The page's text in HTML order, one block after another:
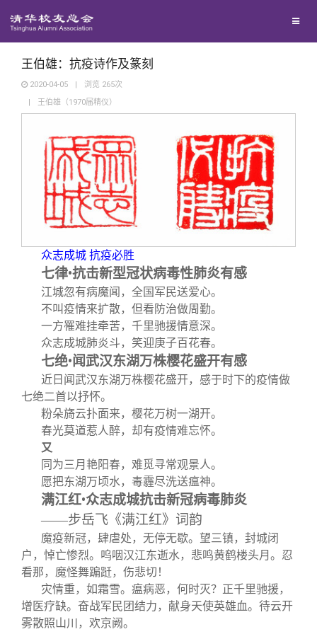
西南联大校友会
义工计划
新媒体平台
青春风采
校友讲坛
校友视界
终身学习
信息化服务
三创大赛
实用信息
校友总会
总会简介
会长致辞
总会章程
制度法规
联系我们
关闭
王伯雄：抗疫诗作及篆刻
2020-04-05 | 浏览 265次
|
王伯雄（1970届精仪）
众志成城 抗疫必胜
七律•抗击新型冠状病毒性肺炎有感
江城忽有病魔闻，全国军民送爱心。
不叫疫情来扩散，但看防治做周勤。
一方罹难挂牵苦，千里驰援情意深。
众志成城肺炎斗，笑迎庚子百花春。
七绝•闻武汉东湖万株樱花盛开有感
近日闻武汉东湖万株樱花盛开，感于时下的疫情做
七绝二首以抒怀。
粉朵旖云扑面来，樱花万树一湖开。
春光莫道惹人醉，却有疫情难忘怀。
又
同为三月艳阳春，难觅寻常观景人。
愿把东湖万顷水，毒霾尽洗送瘟神。
满江红•众志成城抗击新冠病毒肺炎
——步岳飞《满江红》词韵
魔疫新冠，肆虐处，无停无歇。望三镇，封城闭
户，悼亡惨烈。呜咽汉江东逝水，悲鸣黄鹤楼头月。忍
看那，魔怪舞蹁跹，伤悲切！
灾情重，如霜雪。瘟病恶，何时灭？正千里驰援，
增医疗缺。奋战军民团结力，献身天使英雄血。待云开
雾散照山川，欢京阙。